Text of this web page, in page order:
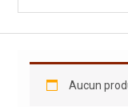
Aucun